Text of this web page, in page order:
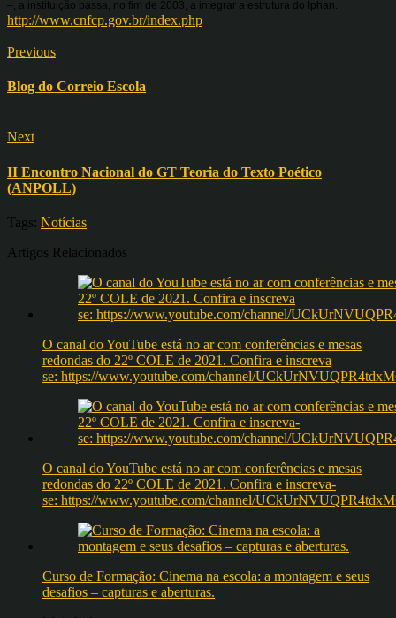
–, a instituição passa, no fim de 2003, a integrar a estrutura do Iphan.
http://www.cnfcp.gov.br/index.php
Previous
Blog do Correio Escola
Next
II Encontro Nacional do GT Teoria do Texto Poético
(ANPOLL)
Tags: Notícias
Artigos Relacionados
O canal do YouTube está no ar com conferências e mesas
redondas do 22º COLE de 2021. Confira e inscreva
se: https://www.youtube.com/channel/
O canal do YouTube está no ar com conferências e mesas
redondas do 22º COLE de 2021. Confira e inscreva-
se: https://www.youtube.com/channel/
Curso de Formação: Cinema na escola: a montagem e seus
desafios – capturas e aberturas.